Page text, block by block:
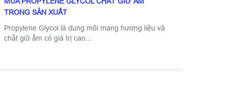
TRONG SẢN XUẤT
Propylene Glycol là dung môi mang hương liệu và
chất giữ ẩm có giá trị cao...